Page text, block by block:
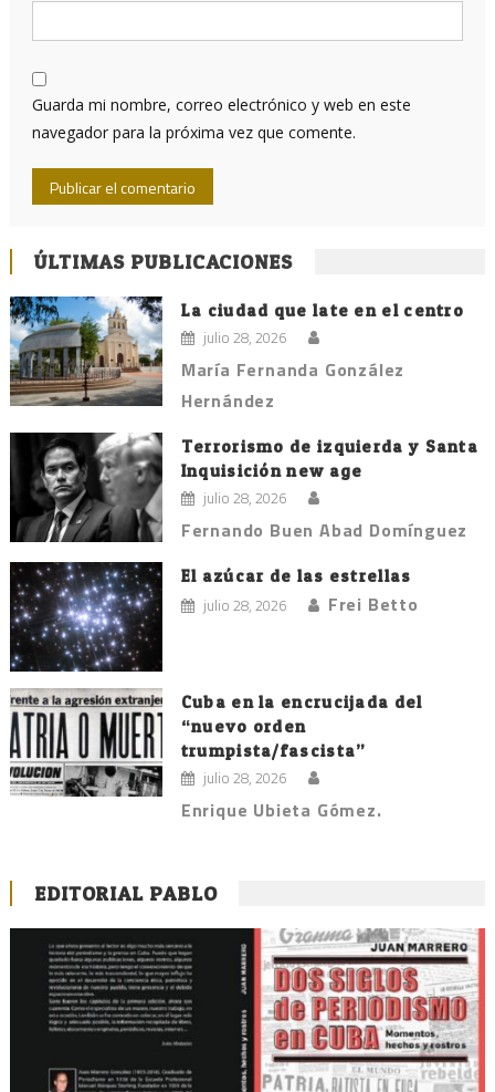
Guarda mi nombre, correo electrónico y web en este
navegador para la próxima vez que comente.
ÚLTIMAS PUBLICACIONES
La ciudad que late en el centro
julio 28, 2026
María Fernanda González
Hernández
Terrorismo de izquierda y Santa
Inquisición new age
julio 28, 2026
Fernando Buen Abad Domínguez
El azúcar de las estrellas
julio 28, 2026 Frei Betto
Cuba en la encrucijada del
“nuevo orden
trumpista/fascista”
julio 28, 2026
Enrique Ubieta Gómez.
EDITORIAL PABLO